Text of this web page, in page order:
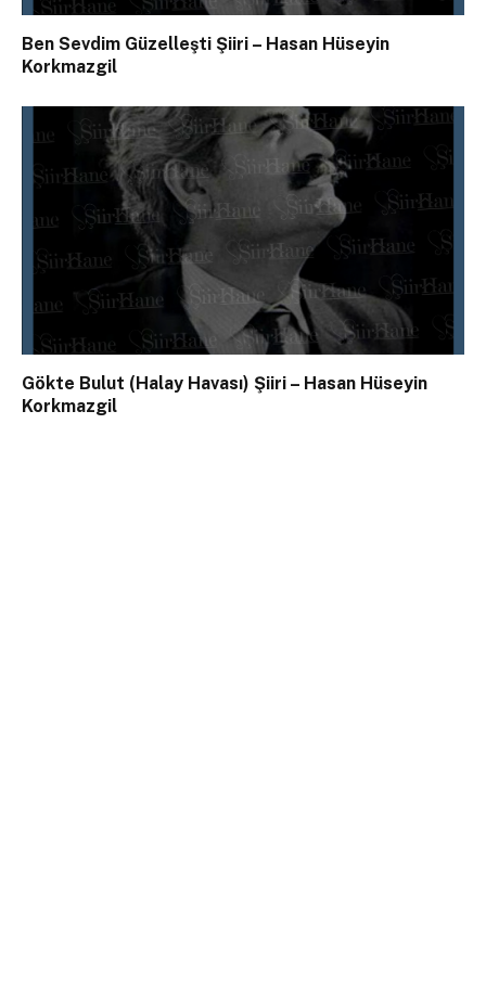
Ben Sevdim Güzelleşti Şiiri – Hasan Hüseyin
Korkmazgil
Gökte Bulut (Halay Havası) Şiiri – Hasan Hüseyin
Korkmazgil